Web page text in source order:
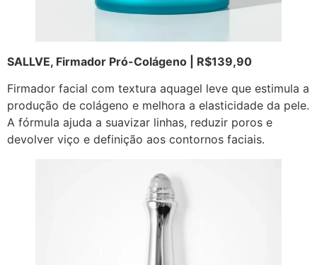
SALLVE, Firmador Pró-Colágeno | R$139,90
Firmador facial com textura aquagel leve que estimula a
produção de colágeno e melhora a elasticidade da pele.
A fórmula ajuda a suavizar linhas, reduzir poros e
devolver viço e definição aos contornos faciais.